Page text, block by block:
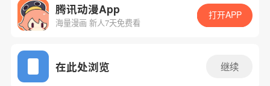
腾讯动漫App
海量漫画 新人7天免费看
打开APP
在此处浏览 继续
网站备案/许可证号：粤B2-20090059-5
Copyright©1998 - 2026 Tencent. All Rights Reserved